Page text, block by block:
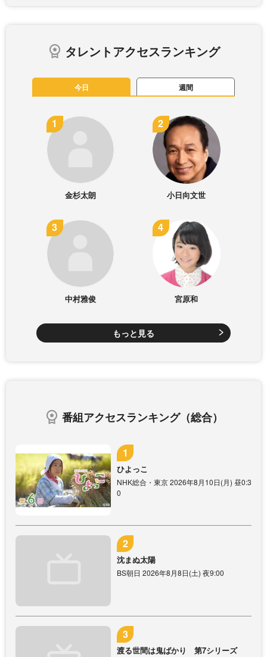
タレントアクセスランキング
今日 週間
金杉太朗 小日向文世
中村雅俊 宮原和
もっと見る
番組アクセスランキング（総合）
ひよっこ
NHK総合・東京 2026年8月10日(月) 昼0:3
0
沈まぬ太陽
BS朝日 2026年8月8日(土) 夜9:00
渡る世間は鬼ばかり 第7シリーズ